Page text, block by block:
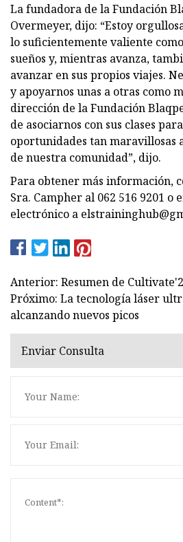
La fundadora de la Fundación
Overmeyer, dijo: “Estoy
lo suficientemente valiente
sueños y, mientras avanza,
avanzar en sus propios viajes.
y apoyarnos unas a otras como
dirección de la Fundación
de asociarnos con sus clases
oportunidades tan maravillosas
de nuestra comunidad”, dijo.
Para obtener más información,
Sra. Campher al 062 516 9201 o
electrónico a
Anterior: Resumen de
Próximo: La tecnología láser
alcanzando nuevos picos
Enviar Consulta